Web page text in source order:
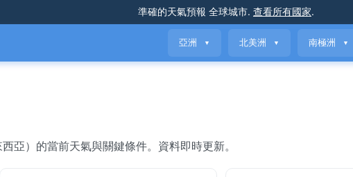
準確的天氣預報 全球城市. 查看所有國家.
亞洲 ▼ 北美洲 ▼ 南極洲 ▼
亞）的當前天氣與關鍵條件。資料即時更新。